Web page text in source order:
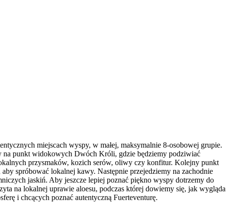
miejscach wyspy, w małej, maksymalnie 8-osobowej grupie.
na punkt widokowych Dwóch Króli, gdzie będziemy podziwiać
przysmaków, kozich serów, oliwy czy konfitur. Kolejny punkt
spróbować lokalnej kawy. Następnie przejedziemy na zachodnie
jaskiń. Aby jeszcze lepiej poznać piękno wyspy dotrzemy do
na lokalnej uprawie aloesu, podczas której dowiemy się, jak wygląda
i chcących poznać autentyczną Fuerteventurę.